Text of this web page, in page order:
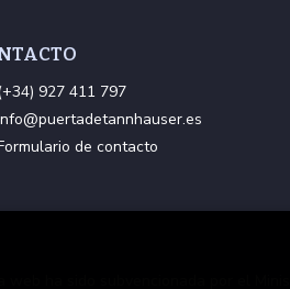
927 411 797
de contacto